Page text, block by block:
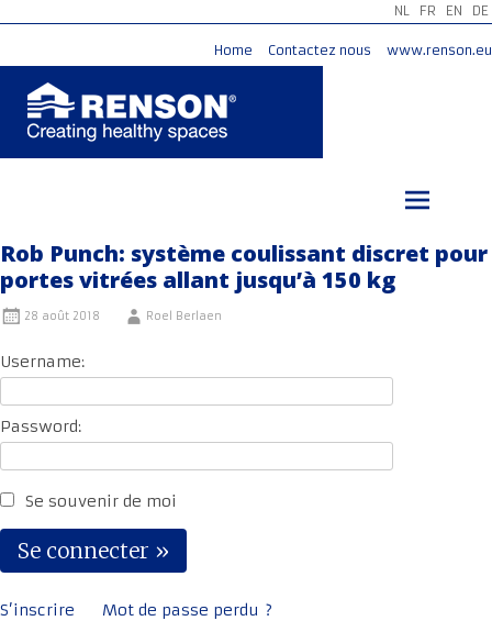
NL FR EN DE
Home Contactez nous www.renson.eu
Rob Punch: système coulissant discret pour
portes vitrées allant jusqu’à 150 kg
28 août 2018 Roel Berlaen
Username:
Password:
Se souvenir de moi
S’inscrire Mot de passe perdu ?